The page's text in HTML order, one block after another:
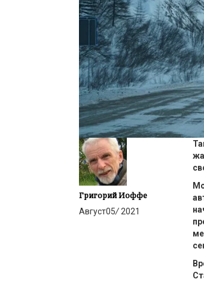
Григорий Иоффе
Август05/ 2021